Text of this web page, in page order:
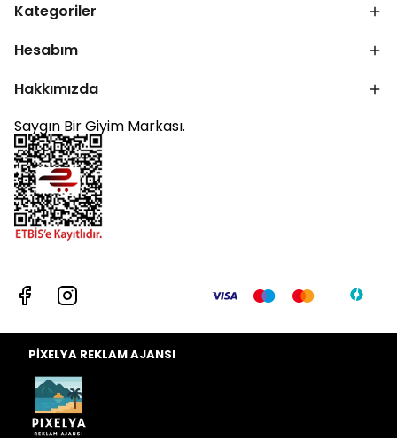
Kategoriler
Hesabım
Hakkımızda
Saygın Bir Giyim Markası.
PİXELYA REKLAM AJANSI